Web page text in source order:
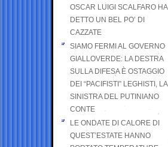
OSCAR LUIGI SCALFARO HA
DETTO UN BEL PO’ DI
CAZZATE
SIAMO FERMI AL GOVERNO
GIALLOVERDE: LA DESTRA
SULLA DIFESA È OSTAGGIO
DEI “PACIFISTI” LEGHISTI, LA
SINISTRA DEL PUTINIANO
CONTE
LE ONDATE DI CALORE DI
QUEST’ESTATE HANNO